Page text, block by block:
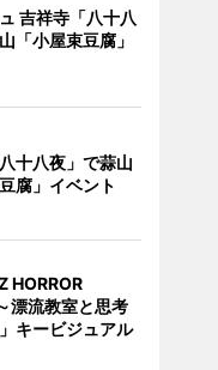
吉祥寺「八十八
「小屋束豆腐」
十八夜」で蒜山
腐」イベント
HORROR
漂流教室と思考
キービジュアル